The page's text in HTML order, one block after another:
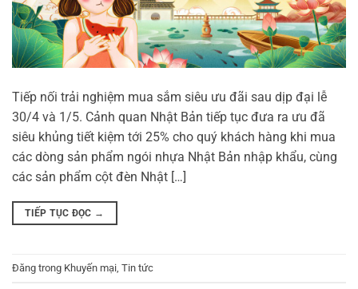
Tiếp nối trải nghiệm mua sắm siêu ưu đãi sau dịp đại lễ
30/4 và 1/5. Cảnh quan Nhật Bản tiếp tục đưa ra ưu đã
siêu khủng tiết kiệm tới 25% cho quý khách hàng khi mua
các dòng sản phẩm ngói nhựa Nhật Bản nhập khẩu, cùng
các sản phẩm cột đèn Nhật […]
TIẾP TỤC ĐỌC →
Đăng trong Khuyến mại Tin tức